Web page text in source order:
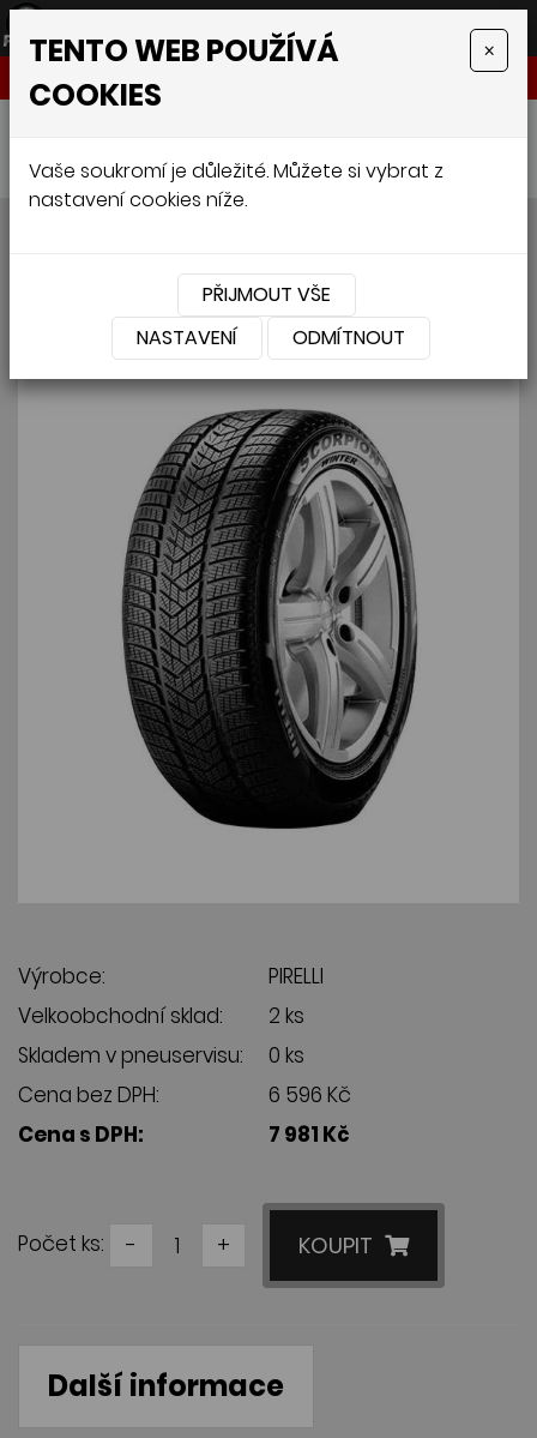
PIRELLI SCORPION WINTER N0 275/40 R21 107V
N0 275/40 R21 107V
Výrobce:
PIRELLI
Velkoobchodní sklad:
2 ks
Skladem v pneuservisu:
0 ks
Cena bez DPH:
6 596 Kč
Cena s DPH:
7 981 Kč
Počet ks: - + KOUPIT
Další informace
TENTO WEB POUŽÍVÁ
COOKIES
×
Vaše soukromí je důležité. Můžete si vybrat z
nastavení cookies níže.
PŘIJMOUT VŠE
NASTAVENÍ
ODMÍTNOUT